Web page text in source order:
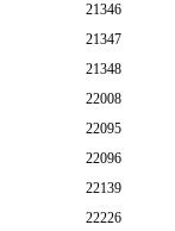
21346
21347
21348
22008
22095
22096
22139
22226